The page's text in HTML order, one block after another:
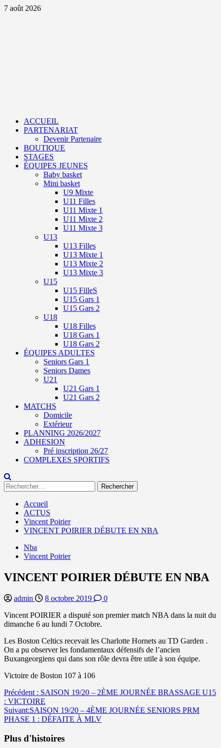
Aller
7 août 2026
ACCUEIL
PARTENARIAT
Devenir Partenaire
BOUTIQUE
STAGES
ÉQUIPES JEUNES
Baby basket
Mini basket
U9 Mixte
U11 Filles
U11 Mixte 1
U11 Mixte 2
U11 Mixte 3
U13
U13 Filles
U13 Mixte 1
U13 Mixte 2
U13 Mixte 3
U15
U15 FilleS
U15 Gars 1
U15 Gars 2
U18
U18 Filles
U18 Gars 1
U18 Gars 2
ÉQUIPES ADULTES
Seniors Gars 1
Seniors Dames
U21
U21 Gars 1
U21 Gars 2
MATCHS
Domicile
Extérieur
PLANNING 2026/2027
ADHESION
Pré inscription 26/27
COMPLEXES SPORTIFS
Rechercher :
Accueil
ACTUS
Vincent Poirier
VINCENT POIRIER DÉBUTE EN NBA
Nba
Vincent Poirier
VINCENT POIRIER DÉBUTE EN NBA
admin 8 octobre 2019
0
Vincent POIRIER a disputé son premier match NBA dans la nuit du
dimanche 6 au lundi 7 Octobre.
Les Boston Celtics recevait les Charlotte Hornets au TD Garden .
On a pu observer les fondamentaux défensifs de l’ancien
Buxangeorgiens qui dans son rôle devra être utile à son équipe.
Victoire de Boston 107 à 106
Navigation
d’article
Précédent : SAISON 19/20 – 2ÈME JOURNÉE BRASSAGE U15
: VICTOIRE
Suivant:SAISON 19/20 – 4ÈME JOURNÉE SENIORS PRM
PHASE 1 : DÉFAITE À MLV
Plus d'histoires